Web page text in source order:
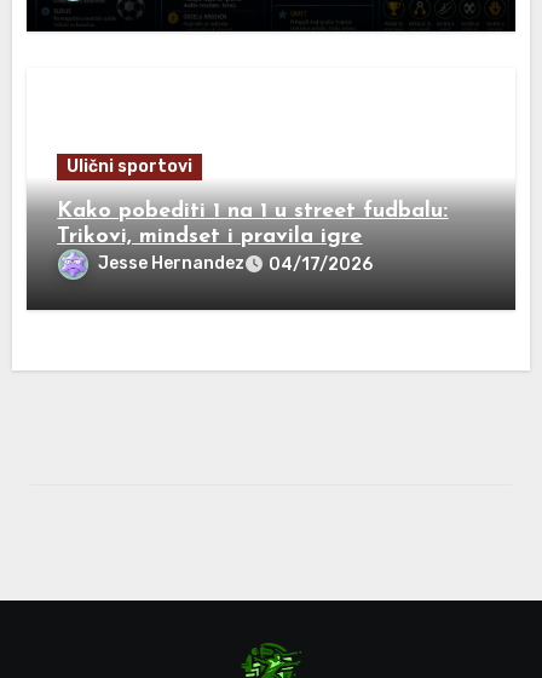
Ulični sportovi
Kako pobediti 1 na 1 u street fudbalu:
Trikovi, mindset i pravila igre
Jesse Hernandez 04/17/2026